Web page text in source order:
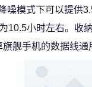
噪模式下可以提供
10.5小时左右。收
舰手机的数据线通